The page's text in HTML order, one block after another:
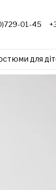
01-45
для